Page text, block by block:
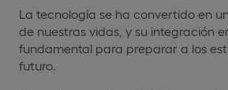
La tecnología se ha convertido en
de nuestras vidas, y su integración
fundamental para preparar a los
futuro.